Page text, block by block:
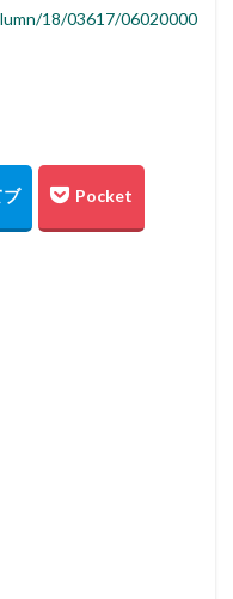
18/03617/06020000